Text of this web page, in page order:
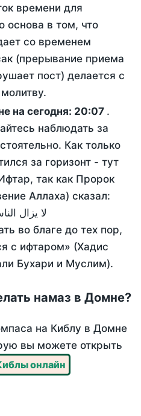
времени для
основа в том, что
со временем
(прерывание приема
пост) делается с
на сегодня: 20:07 .
наблюдать за
Как только
за горизонт - тут
так как Пророк
Аллаха) сказал:
لا يزال
во благе до тех пор,
с ифтаром» (Хадис
Бухари и Муслим).
намаз в Домне?
на Киблу в Домне
вы можете открыть
онлайн